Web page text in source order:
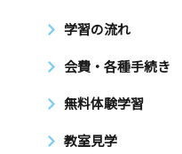
学習の流れ
会費・各種手続き
無料体験学習
教室見学